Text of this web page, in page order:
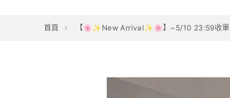
首頁 【🌸✨New Arrival✨🌸】~5/10 23:59收單